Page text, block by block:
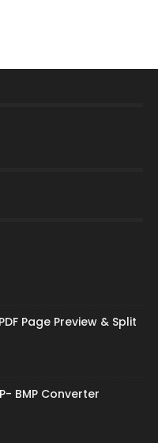
Page Preview & Split
BMP Converter